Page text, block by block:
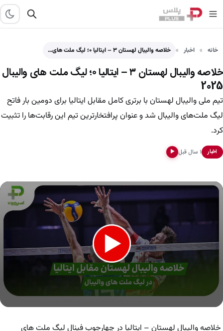
خانه اخبار خلاصه والیبال لهستان ۳ – ایتالیا ۰؛ لیگ ملت های…
خلاصه والیبال لهستان ۳ – ایتالیا ۰؛ لیگ ملت های والیبال
2025
تیم ملی والیبال لهستان با برتری کامل مقابل ایتالیا برای دومین بار فاتح
لیگ ملت‌های والیبال شد و عنوان پرافتخارترین تیم این رقابت‌ها را تثبیت
کرد.
اخبار ۱ سال قبل ▶
خلاصه والیبال لهستان – ایتالیا در چهارجوب فینال لیگ ملت های